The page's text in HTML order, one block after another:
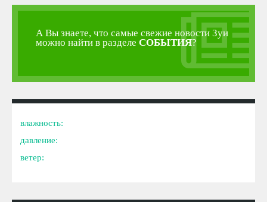
А Вы знаете, что самые свежие новости Зуи
можно найти в разделе СОБЫТИЯ?
влажность:
давление:
ветер: